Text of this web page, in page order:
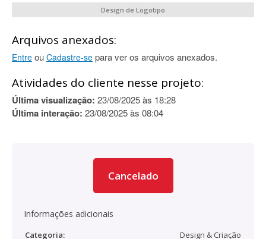
Design de Logotipo
Arquivos anexados:
Entre ou Cadastre-se para ver os arquivos anexados.
Atividades do cliente nesse projeto:
Última visualização: 23/08/2025 às 18:28
Última interação: 23/08/2025 às 08:04
Cancelado
Informações adicionais
Categoria:
Design & Criação